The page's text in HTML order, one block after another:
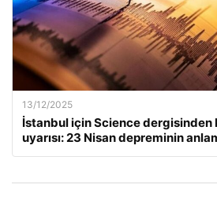
13/12/2025
İstanbul için Science
uyarısı: 23 Nisan depreminin